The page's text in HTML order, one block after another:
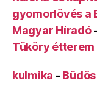
gyomorlövés a
Magyar Híradó-
Tüköry étterem
kulmika -